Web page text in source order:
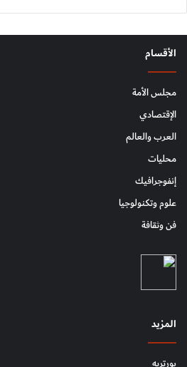
الأقسام
مجلس الأمة
الإقتصادي
العرب والعالم
محليات
إنفوجرافيك
علوم وتكنولوجيا
فن وثقافة
المزيد